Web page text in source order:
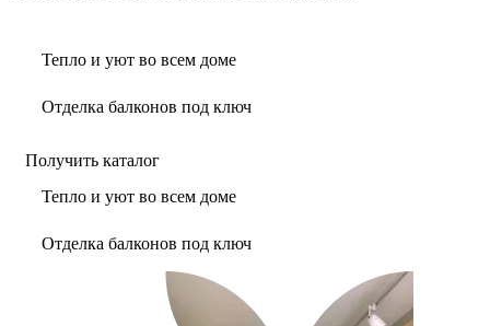
Тепло и уют во всем доме
Отделка балконов под ключ
Получить каталог
Тепло и уют во всем доме
Отделка балконов под ключ